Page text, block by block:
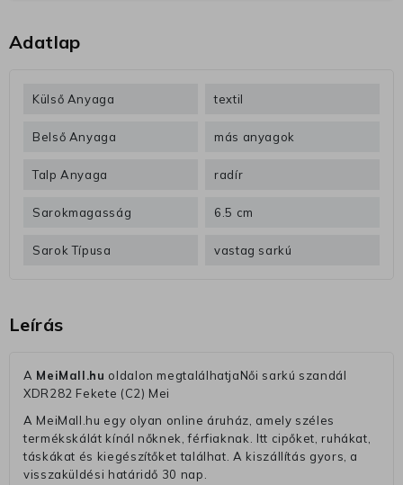
Adatlap
Külső Anyaga textil
Belső Anyaga más anyagok
Talp Anyaga radír
Sarokmagasság 6.5 cm
Sarok Típusa vastag sarkú
Leírás
A MeiMall.hu oldalon megtalálhatjaNői sarkú szandál
XDR282 Fekete (C2) Mei
A MeiMall.hu egy olyan online áruház, amely széles
termékskálát kínál nőknek, férfiaknak. Itt cipőket, ruhákat,
táskákat és kiegészítőket találhat. A kiszállítás gyors, a
visszaküldési határidő 30 nap.